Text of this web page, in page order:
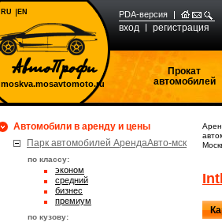
moskva.mosavtomoto.ru
PDA-версия
вход регистрация
RU EN
Прокат
автомобилей
Автомобили в аренду и цены
Парк автомобилей АрендаАвто-мск
по классу:
эконом
средний
бизнес
премиум
по кузову: